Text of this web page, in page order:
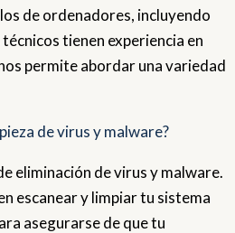
de ordenadores, incluyendo
tienen experiencia en
permite abordar una variedad
de virus y malware?
eliminación de virus y malware.
escanear y limpiar tu sistema
asegurarse de que tu